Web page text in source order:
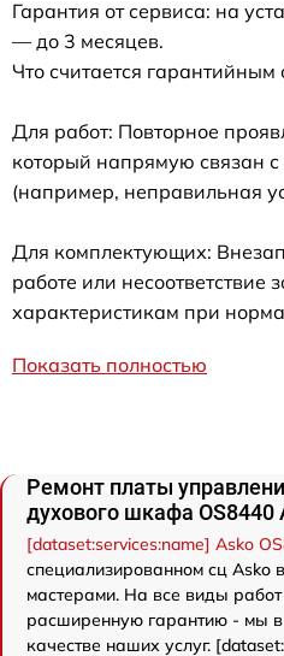
Гарантия от сервиса: на
— до 3 месяцев.
Что считается гарантийным
Для работ: Повторное
который напрямую связан
(например, неправильная
Для комплектующих:
работе или несоответствие
характеристикам при
Показать полностью
Ремонт платы
духового шкафа OS8440
[dataset:services:name] Asko
специализированном сц Asko
мастерами. На все виды
расширенную гарантию - мы
качестве наших услуг.